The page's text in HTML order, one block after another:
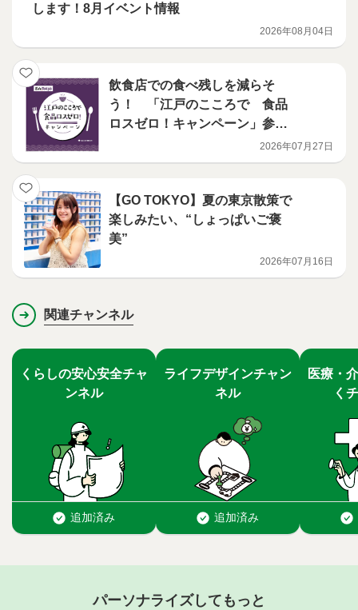
します！8月イベント情報
2026年08月04日
飲食店での食べ残しを減らそ
う！ 「江戸のこころで 食品
ロスゼロ！キャンペーン」参加
2026年07月27日
【GO TOKYO】夏の東京散策で
楽しみたい、“しょっぱいご褒
美”
2026年07月16日
関連チャンネル
パーソナライズしてもっと